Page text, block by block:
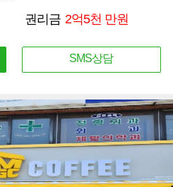
권리금 2억5천 만원
SMS상담